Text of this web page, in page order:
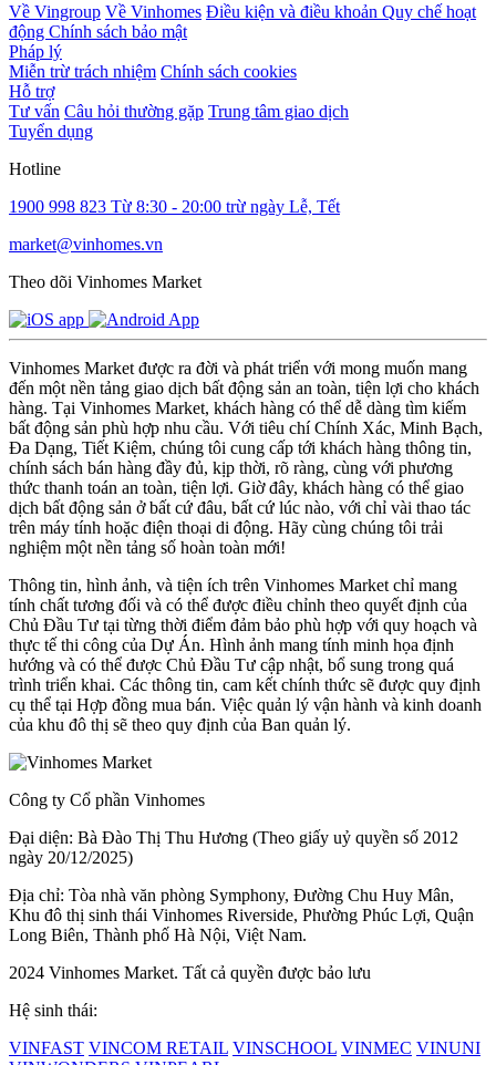
Về Vingroup Về Vinhomes Điều kiện và điều khoản Quy chế hoạt
động Chính sách bảo mật
Pháp lý
Miễn trừ trách nhiệm Chính sách cookies
Hỗ trợ
Tư vấn Câu hỏi thường gặp Trung tâm giao dịch
Tuyển dụng
Hotline
1900 998 823 Từ 8:30 - 20:00 trừ ngày Lễ, Tết
market@vinhomes.vn
Theo dõi Vinhomes Market
Vinhomes Market được ra đời và phát triển với mong muốn mang
đến một nền tảng giao dịch bất động sản an toàn, tiện lợi cho khách
hàng. Tại Vinhomes Market, khách hàng có thể dễ dàng tìm kiếm
bất động sản phù hợp nhu cầu. Với tiêu chí Chính Xác, Minh Bạch,
Đa Dạng, Tiết Kiệm, chúng tôi cung cấp tới khách hàng thông tin,
chính sách bán hàng đầy đủ, kịp thời, rõ ràng, cùng với phương
thức thanh toán an toàn, tiện lợi. Giờ đây, khách hàng có thể giao
dịch bất động sản ở bất cứ đâu, bất cứ lúc nào, với chỉ vài thao tác
trên máy tính hoặc điện thoại di động. Hãy cùng chúng tôi trải
nghiệm một nền tảng số hoàn toàn mới!
Thông tin, hình ảnh, và tiện ích trên Vinhomes Market chỉ mang
tính chất tương đối và có thể được điều chỉnh theo quyết định của
Chủ Đầu Tư tại từng thời điểm đảm bảo phù hợp với quy hoạch và
thực tế thi công của Dự Án. Hình ảnh mang tính minh họa định
hướng và có thể được Chủ Đầu Tư cập nhật, bổ sung trong quá
trình triển khai. Các thông tin, cam kết chính thức sẽ được quy định
cụ thể tại Hợp đồng mua bán. Việc quản lý vận hành và kinh doanh
của khu đô thị sẽ theo quy định của Ban quản lý.
Công ty Cổ phần Vinhomes
Đại diện: Bà Đào Thị Thu Hương (Theo giấy uỷ quyền số 2012
ngày 20/12/2025)
Địa chỉ: Tòa nhà văn phòng Symphony, Đường Chu Huy Mân,
Khu đô thị sinh thái Vinhomes Riverside, Phường Phúc Lợi, Quận
Long Biên, Thành phố Hà Nội, Việt Nam.
2024 Vinhomes Market. Tất cả quyền được bảo lưu
Hệ sinh thái:
VINFAST VINCOM RETAIL VINSCHOOL VINMEC VINUNI